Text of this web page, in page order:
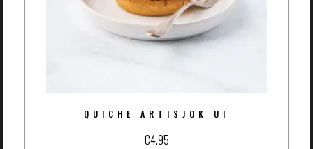
QUICHE ARTISJOK UI
€4.95